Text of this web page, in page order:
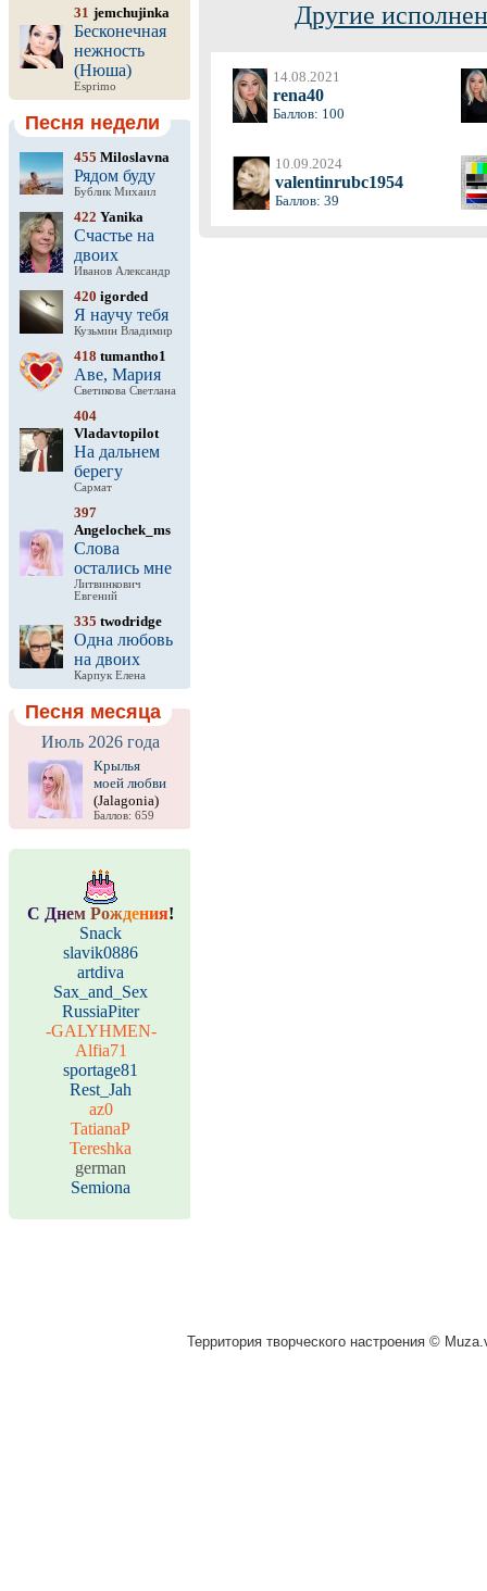
31 jemchujinka
Бесконечная
нежность
(Нюша)
Esprimo
Песня недели
455 Miloslavna
Рядом буду
Бублик Михаил
422 Yanika
Счастье на
двоих
Иванов Александр
420 igorded
Я научу тебя
Кузьмин Владимир
418 tumantho1
Аве, Мария
Светикова Светлана
404
Vladavtopilot
На дальнем
берегу
Сармат
397
Angelochek_ms
Слова
остались мне
Литвинкович
Евгений
335 twodridge
Одна любовь
на двоих
Карпук Елена
Песня месяца
Июль 2026 года
Крылья
моей любви
(Jalagonia)
Баллов: 659
С Днем Рождения!
Snack
slavik0886
artdiva
Sax_and_Sex
RussiaPiter
-GALYHMEN-
Alfia71
sportage81
Rest_Jah
az0
TatianaP
Tereshka
german
Semiona
Другие
14.08.2021
rena40
Баллов: 100
10.09.2024
valentinrubc1954
Баллов: 39
Территория творческого настроения ©